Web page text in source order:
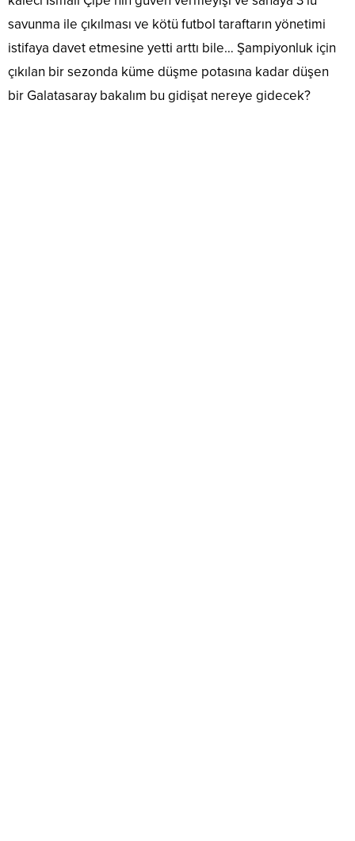
savunma ile çıkılması ve kötü futbol taraftarın yönetimi
istifaya davet etmesine yetti arttı bile… Şampiyonluk için
çıkılan bir sezonda küme düşme potasına kadar düşen
bir Galatasaray bakalım bu gidişat nereye gidecek?